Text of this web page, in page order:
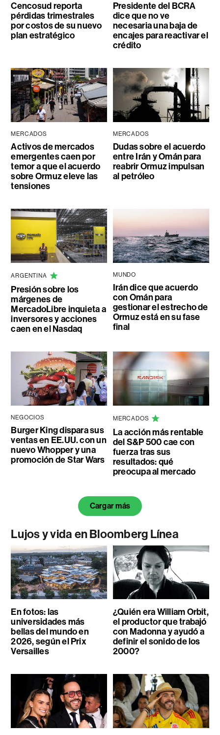
Cencosud reporta
pérdidas trimestrales
por costos de su nuevo
plan estratégico
Presidente del BCRA
dice que no ve
necesaria una baja de
encajes para reactivar el
crédito
MERCADOS
Activos de mercados
emergentes caen por
temor a que el acuerdo
sobre Ormuz eleve las
tensiones
MERCADOS
Dudas sobre el acuerdo
entre Irán y Omán para
reabrir Ormuz impulsan
al petróleo
ARGENTINA
Presión sobre los
márgenes de
MercadoLibre inquieta a
inversores y acciones
caen en el Nasdaq
MUNDO
Irán dice que acuerdo
con Omán para
gestionar el estrecho de
Ormuz está en su fase
final
NEGOCIOS
Burger King dispara sus
ventas en EE.UU. con un
nuevo Whopper y una
promoción de Star Wars
MERCADOS
La acción más rentable
del S&P 500 cae con
fuerza tras sus
resultados: qué
preocupa al mercado
Cargar más
Lujos y vida en Bloomberg Línea
En fotos: las
universidades más
bellas del mundo en
2026, según el Prix
Versailles
¿Quién era William Orbit,
el productor que trabajó
con Madonna y ayudó a
definir el sonido de los
2000?